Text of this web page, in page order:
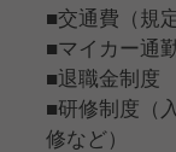
■交通費（規
■マイカー通
■退職金制度
■研修制度（
修など）